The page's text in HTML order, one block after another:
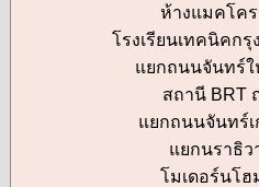
ห้างแมคโค
โรงเรียนเทคนิคกรุ
แยกถนนจันทร์
สถานี BRT
แยกถนนจันทร์
แยกนราธิว
โมเดอร์นโฮ